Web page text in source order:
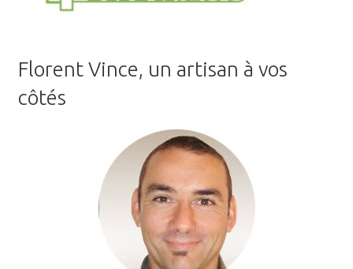
Florent Vince, un artisan à vos
côtés